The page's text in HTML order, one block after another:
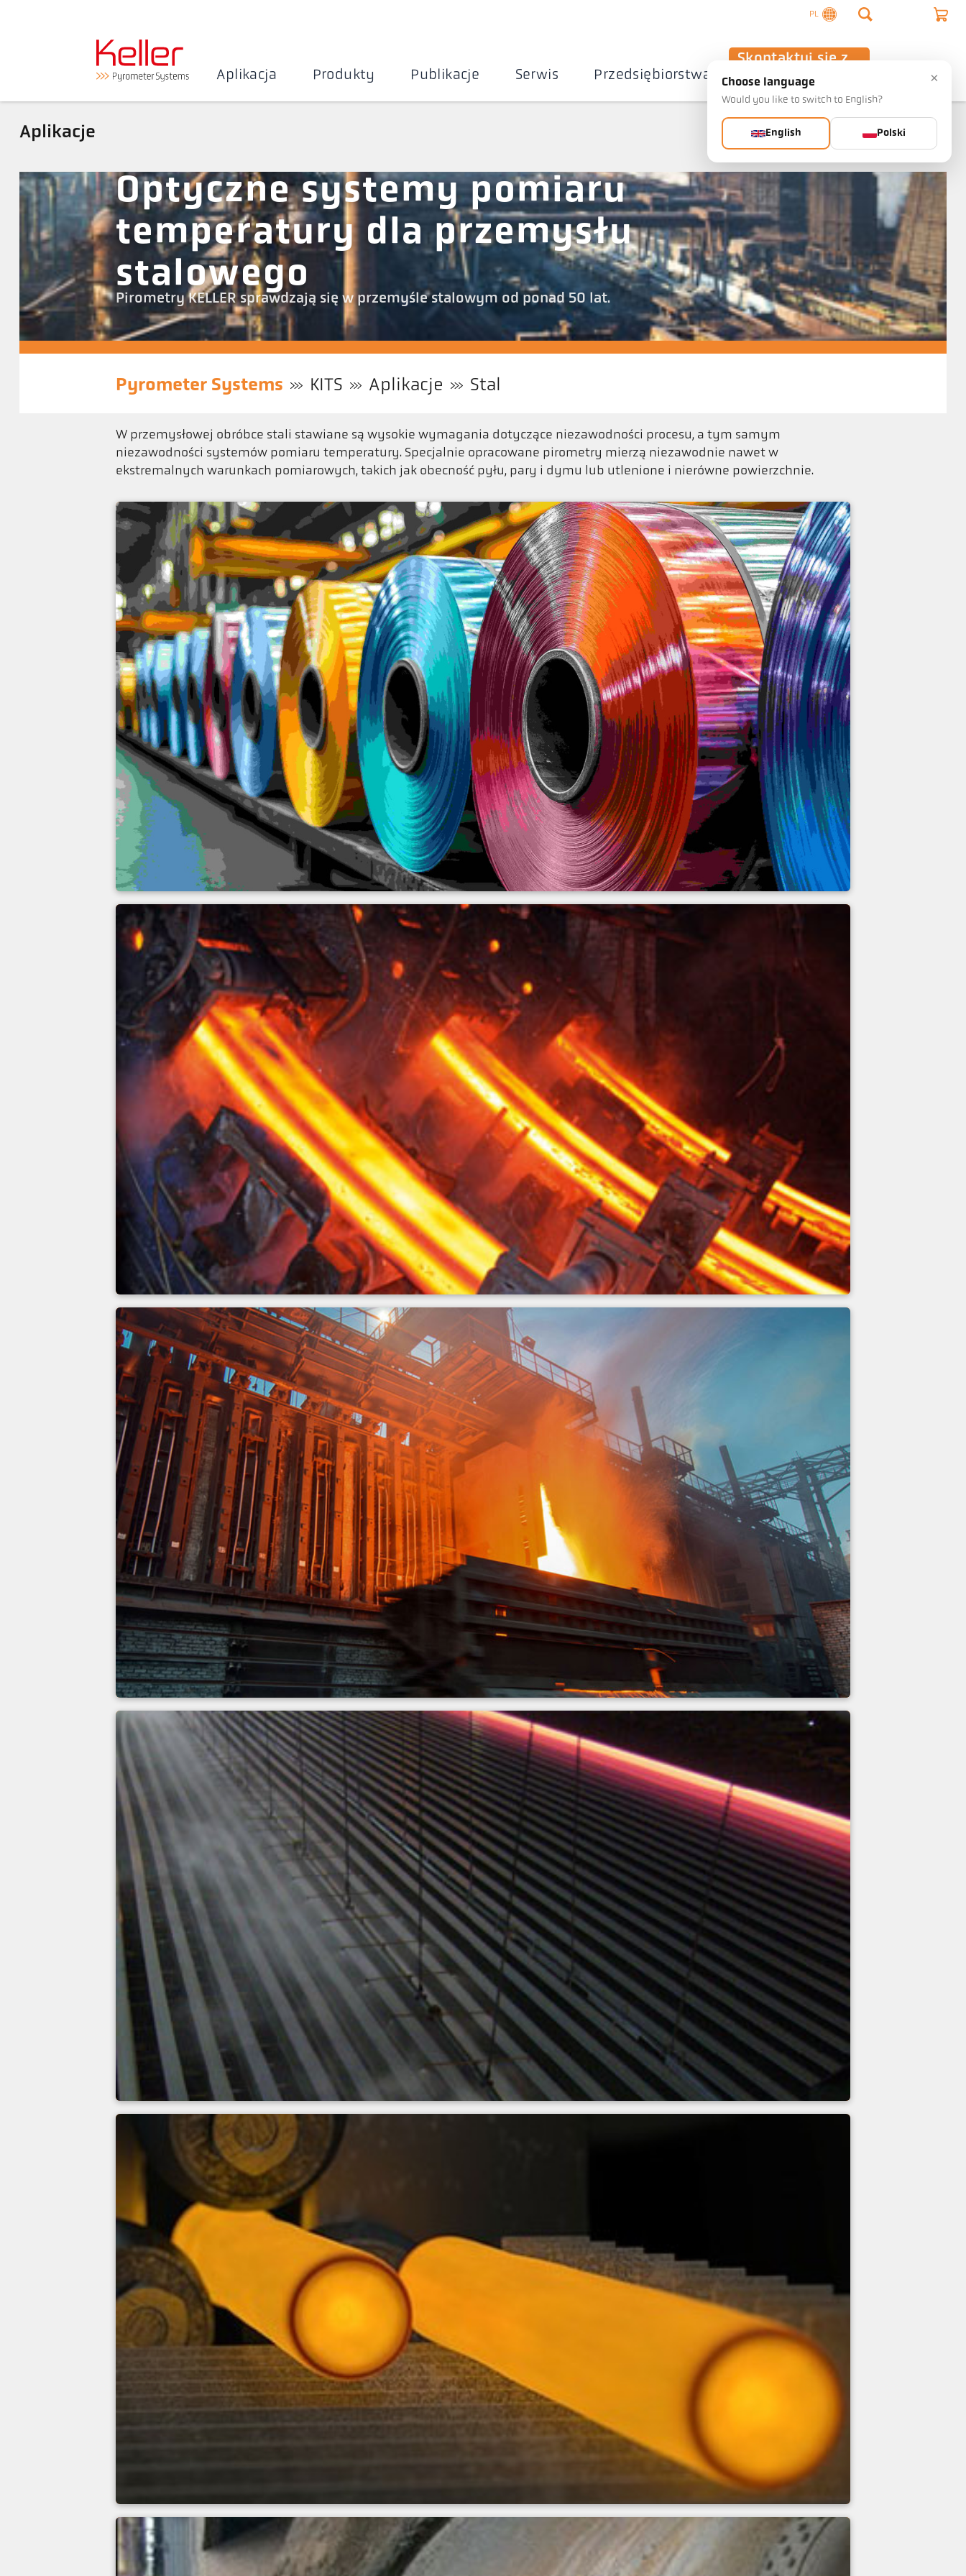
PL
Aplikacja Produkty Publikacje Serwis Przedsiębiorstwa
Skontaktuj się z
nami
Aplikacje Pomoc
Optyczne systemy pomiaru
temperatury dla przemysłu
stalowego
Pirometry KELLER sprawdzają się w przemyśle stalowym od ponad 50 lat.
Pyrometer Systems KITS Aplikacje Stal
W przemysłowej obróbce stali stawiane są wysokie wymagania dotyczące niezawodności procesu, a tym samym
niezawodności systemów pomiaru temperatury. Specjalnie opracowane pirometry mierzą niezawodnie nawet w
ekstremalnych warunkach pomiarowych, takich jak obecność pyłu, pary i dymu lub utlenione i nierówne powierzchnie.
Ciągła linia do wyżarzania
Ciągłe odlewanie
Koksownia
Łoże chłodzące walcarki
młyn rurowy
×
Choose language
Would you like to switch to English?
English Polski